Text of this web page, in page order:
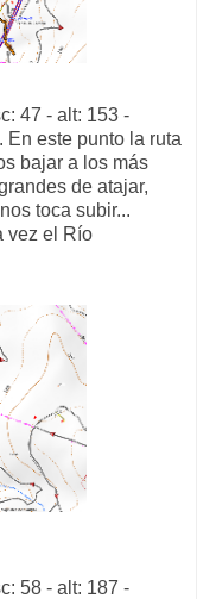
47 - alt: 153 -
En este punto la ruta
bajar a los más
de atajar,
toca subir...
vez el Río
58 - alt: 187 -